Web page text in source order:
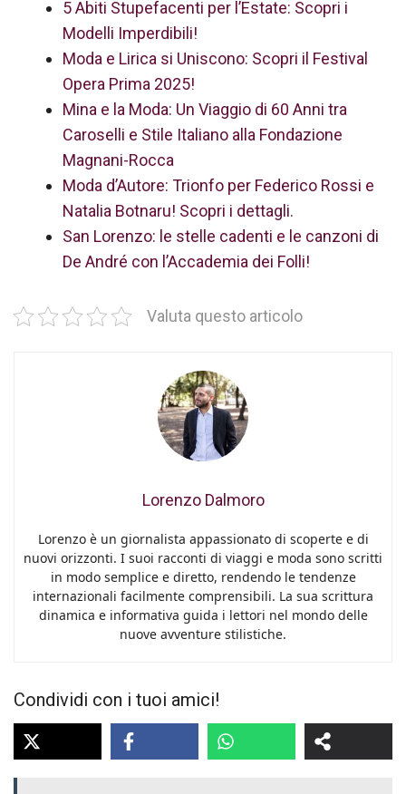
5 Abiti Stupefacenti per l’Estate: Scopri i
Modelli Imperdibili!
Moda e Lirica si Uniscono: Scopri il Festival
Opera Prima 2025!
Mina e la Moda: Un Viaggio di 60 Anni tra
Caroselli e Stile Italiano alla Fondazione
Magnani-Rocca
Moda d’Autore: Trionfo per Federico Rossi e
Natalia Botnaru! Scopri i dettagli.
San Lorenzo: le stelle cadenti e le canzoni di
De André con l’Accademia dei Folli!
Valuta questo articolo
Lorenzo Dalmoro
Lorenzo è un giornalista appassionato di scoperte e di
nuovi orizzonti. I suoi racconti di viaggi e moda sono scritti
in modo semplice e diretto, rendendo le tendenze
internazionali facilmente comprensibili. La sua scrittura
dinamica e informativa guida i lettori nel mondo delle
nuove avventure stilistiche.
Condividi con i tuoi amici!